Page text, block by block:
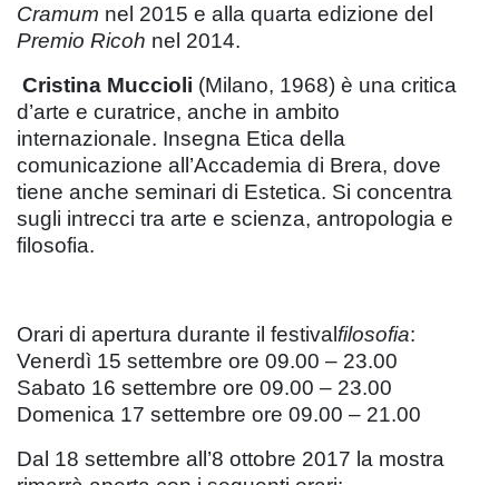
Cramum nel 2015 e alla quarta edizione del
Premio Ricoh nel 2014.
Cristina Muccioli (Milano, 1968) è una critica
d’arte e curatrice, anche in ambito
internazionale. Insegna Etica della
comunicazione all’Accademia di Brera, dove
tiene anche seminari di Estetica. Si concentra
sugli intrecci tra arte e scienza, antropologia e
filosofia.
Orari di apertura durante il festivalfilosofia:
Venerdì 15 settembre ore 09.00 – 23.00
Sabato 16 settembre ore 09.00 – 23.00
Domenica 17 settembre ore 09.00 – 21.00
Dal 18 settembre all’8 ottobre 2017 la mostra